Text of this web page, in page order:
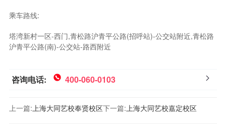
乘车路线:
塔湾新村一区-西门,青松路沪青平公路(招呼站)-公交站附近,青松路
沪青平公路(南)-公交站-路西附近
咨询电话: 400-060-0103
上一篇:上海大同艺校奉贤校区下一篇:上海大同艺校嘉定校区